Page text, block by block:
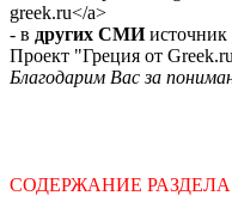
greek.ru</a>
- в других СМИисточник
Проект "Греция от
Благодарим Вас за
СОДЕРЖАНИЕ РАЗДЕЛА